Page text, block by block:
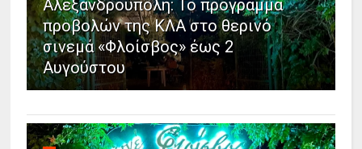
Αλεξανδρούπολη: Το πρόγραμμα
προβολών της ΚΛΑ στο θερινό
σινεμά «Φλοίσβος» έως 2
Αυγούστου